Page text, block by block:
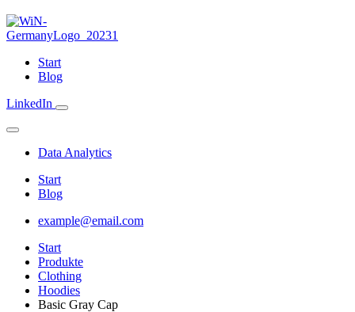
Start
Blog
LinkedIn
Data Analytics
Start
Blog
example@email.com
Start
Produkte
Clothing
Hoodies
Basic Gray Cap